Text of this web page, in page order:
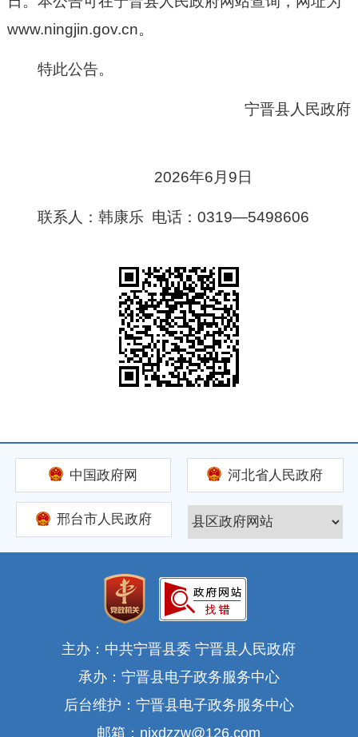
www.ningjin.gov.cn。
特此公告。
宁晋县人民政府
2026年6 月 9 日
联系人：韩康乐 电话：0319—5498606
中国政府网 河北省人民政府
邢台市人民政府
主办：中共宁晋县委 宁晋县人民政府
承办：宁晋县电子政务服务中心
后台维护：宁晋县电子政务服务中心
邮箱：njxdzzw@126.com